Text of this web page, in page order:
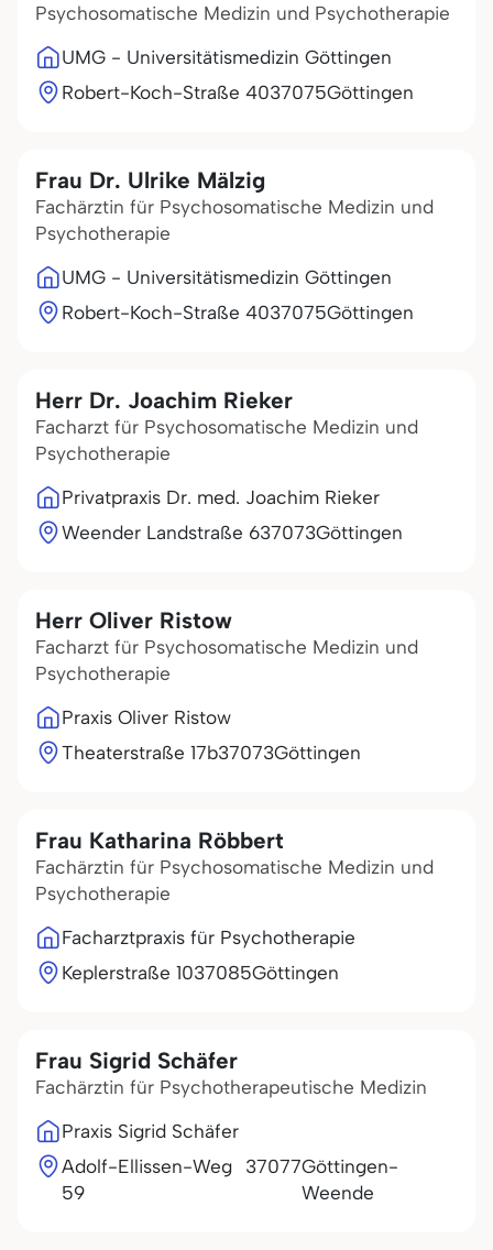
Psychosomatische Medizin und Psychotherapie
UMG - Universitätismedizin Göttingen
Robert-Koch-Straße 4037075Göttingen
Frau Dr. Ulrike Mälzig
Fachärztin für Psychosomatische Medizin und
Psychotherapie
UMG - Universitätismedizin Göttingen
Robert-Koch-Straße 4037075Göttingen
Herr Dr. Joachim Rieker
Facharzt für Psychosomatische Medizin und
Psychotherapie
Privatpraxis Dr. med. Joachim Rieker
Weender Landstraße 637073Göttingen
Herr Oliver Ristow
Facharzt für Psychosomatische Medizin und
Psychotherapie
Praxis Oliver Ristow
Theaterstraße 17b37073Göttingen
Frau Katharina Röbbert
Fachärztin für Psychosomatische Medizin und
Psychotherapie
Facharztpraxis für Psychotherapie
Keplerstraße 1037085Göttingen
Frau Sigrid Schäfer
Fachärztin für Psychotherapeutische Medizin
Praxis Sigrid Schäfer
Adolf-Ellissen-Weg
59
37077Göttingen-
Weende